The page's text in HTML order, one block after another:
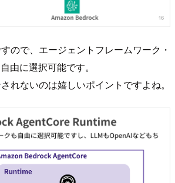
ので、エージェントフレームワーク・
由に選択可能です。
れないのは嬉しいポイントですよね。